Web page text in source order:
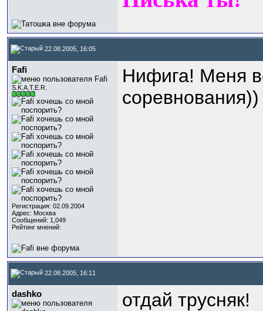
22.08.2005, 16:05
Fafi
S.K.A.T.E.R.
Регистрация: 02.09.2004
Адрес: Москва
Сообщений: 1,049
Рейтинг мнений:
Нифига! Меня
22.08.2005, 16:11
dashko
отдай трусняк!